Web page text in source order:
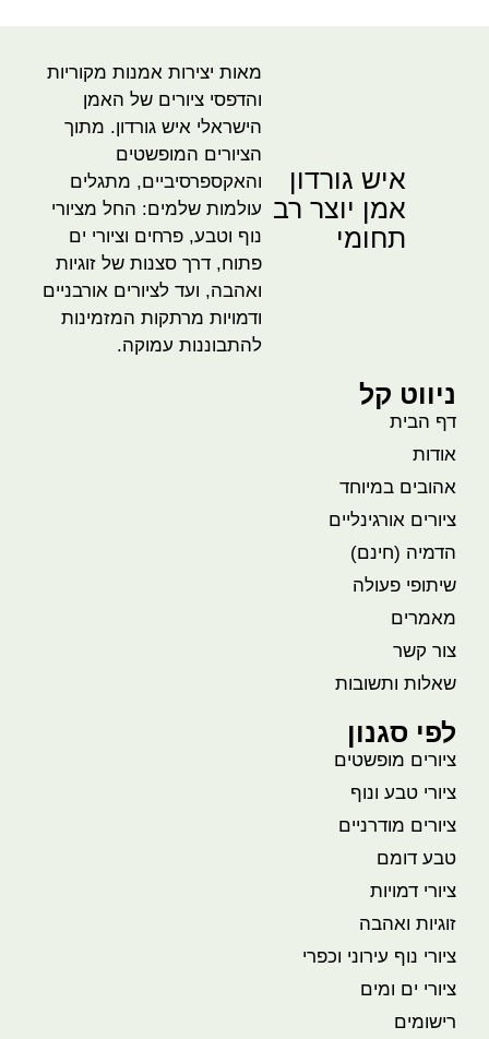
איש גורדון
אמן יוצר רב
תחומי
מאות יצירות אמנות מקוריות
והדפסי ציורים של האמן
הישראלי איש גורדון. מתוך
הציורים המופשטים
והאקספרסיביים, מתגלים
עולמות שלמים: החל מציורי
נוף וטבע, פרחים וציורי ים
פתוח, דרך סצנות של זוגיות
ואהבה, ועד לציורים אורבניים
ודמויות מרתקות המזמינות
להתבוננות עמוקה.
ניווט קל
דף הבית
אודות
אהובים במיוחד
ציורים אורגינליים
הדמיה (חינם)
שיתופי פעולה
מאמרים
צור קשר
שאלות ותשובות
לפי סגנון
ציורים מופשטים
ציורי טבע ונוף
ציורים מודרניים
טבע דומם
ציורי דמויות
זוגיות ואהבה
ציורי נוף עירוני וכפרי
ציורי ים ומים
רישומים